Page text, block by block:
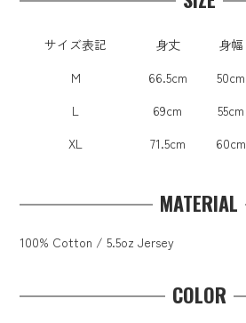
サイズ表記 身丈 身幅
M
66.5cm 50cm
L
69cm 55cm
XL
71.5cm 60cm
MATERIAL
100% Cotton / 5.5oz Jersey
COLOR